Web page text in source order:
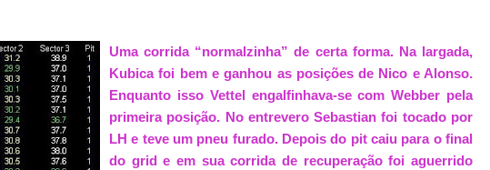
Uma corrida “normalzinha” de certa forma. Na largada,
Kubica foi bem e ganhou as posições de Nico e Alonso.
Enquanto isso Vettel engalfinhava-se com Webber pela
primeira posição. No entrevero Sebastian foi tocado por
LH e teve um pneu furado. Depois do pit caiu para o final
do grid e em sua corrida de recuperação foi aguerrido